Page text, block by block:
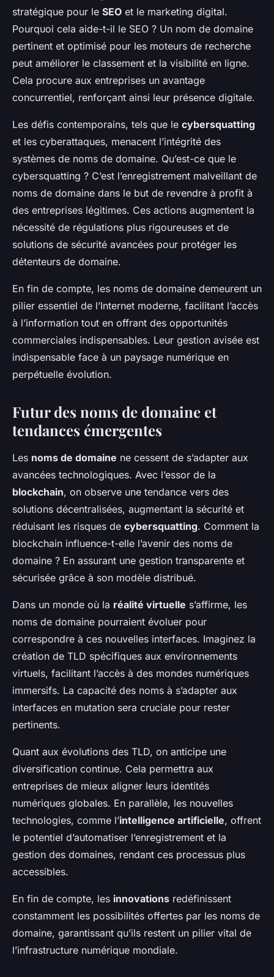
stratégique pour le SEO et le marketing digital.
Pourquoi cela aide-t-il le SEO ? Un nom de domaine
pertinent et optimisé pour les moteurs de recherche
peut améliorer le classement et la visibilité en ligne.
Cela procure aux entreprises un avantage
concurrentiel, renforçant ainsi leur présence digitale.
Les défis contemporains, tels que le cybersquatting
et les cyberattaques, menacent l’intégrité des
systèmes de noms de domaine. Qu’est-ce que le
cybersquatting ? C’est l’enregistrement malveillant de
noms de domaine dans le but de revendre à profit à
des entreprises légitimes. Ces actions augmentent la
nécessité de régulations plus rigoureuses et de
solutions de sécurité avancées pour protéger les
détenteurs de domaine.
En fin de compte, les noms de domaine demeurent un
pilier essentiel de l’Internet moderne, facilitant l’accès
à l’information tout en offrant des opportunités
commerciales indispensables. Leur gestion avisée est
indispensable face à un paysage numérique en
perpétuelle évolution.
Futur des noms de domaine et
tendances émergentes
Les noms de domaine ne cessent de s’adapter aux
avancées technologiques. Avec l’essor de la
blockchain, on observe une tendance vers des
solutions décentralisées, augmentant la sécurité et
réduisant les risques de cybersquatting. Comment la
blockchain influence-t-elle l’avenir des noms de
domaine ? En assurant une gestion transparente et
sécurisée grâce à son modèle distribué.
Dans un monde où la réalité virtuelle s’affirme, les
noms de domaine pourraient évoluer pour
correspondre à ces nouvelles interfaces. Imaginez la
création de TLD spécifiques aux environnements
virtuels, facilitant l’accès à des mondes numériques
immersifs. La capacité des noms à s’adapter aux
interfaces en mutation sera cruciale pour rester
pertinents.
Quant aux évolutions des TLD, on anticipe une
diversification continue. Cela permettra aux
entreprises de mieux aligner leurs identités
numériques globales. En parallèle, les nouvelles
technologies, comme l’intelligence artificielle, offrent
le potentiel d’automatiser l’enregistrement et la
gestion des domaines, rendant ces processus plus
accessibles.
En fin de compte, les innovations redéfinissent
constamment les possibilités offertes par les noms de
domaine, garantissant qu’ils restent un pilier vital de
l’infrastructure numérique mondiale.